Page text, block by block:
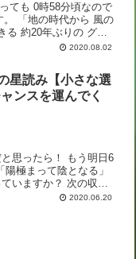
ても 0時58分頃なので
。 「地の時代から 風の
る 約20年ぶりの グレ
2020.08.02
星読み【小さな選
ンスを運んでく
思ったら！ もう明日6
極まって陰となる」
いますか？ 次の収穫
2020.06.20